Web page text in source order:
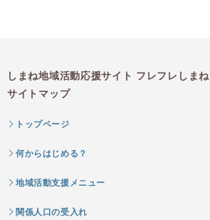
しまね地域活動応援サイト フレフレしまね
サイトマップ
トップページ
何からはじめる？
地域活動支援メニュー
関係人口の受入れ